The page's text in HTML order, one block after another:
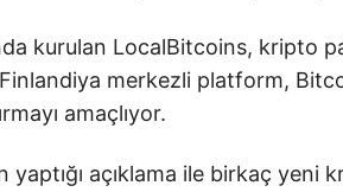
kurulan LocalBitcoins, kripto
merkezli platform,
amaçlıyor.
yaptığı açıklama ile birkaç